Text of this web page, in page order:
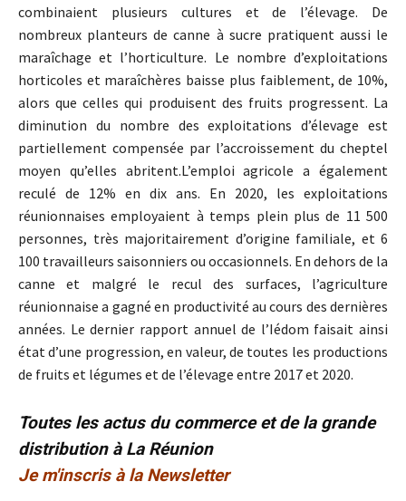
combinaient plusieurs cultures et de l’élevage. De
nombreux planteurs de canne à sucre pratiquent aussi le
maraîchage et l’horticulture. Le nombre d’exploitations
horticoles et maraîchères baisse plus faiblement, de 10%,
alors que celles qui produisent des fruits progressent. La
diminution du nombre des exploitations d’élevage est
partiellement compensée par l’accroissement du cheptel
moyen qu’elles abritent.L’emploi agricole a également
reculé de 12% en dix ans. En 2020, les exploitations
réunionnaises employaient à temps plein plus de 11 500
personnes, très majoritairement d’origine familiale, et 6
100 travailleurs saisonniers ou occasionnels. En dehors de la
canne et malgré le recul des surfaces, l’agriculture
réunionnaise a gagné en productivité au cours des dernières
années. Le dernier rapport annuel de l’Iédom faisait ainsi
état d’une progression, en valeur, de toutes les productions
de fruits et légumes et de l’élevage entre 2017 et 2020.
Toutes les actus du commerce et de la grande
distribution à La Réunion
Je m'inscris à la Newsletter